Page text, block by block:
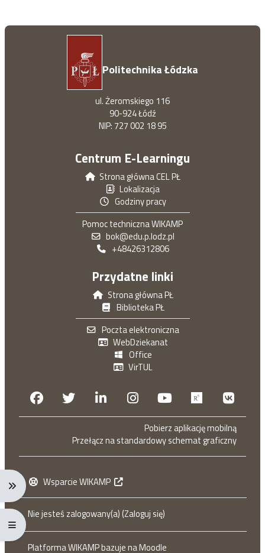
Rozwiń menu nawigacji: Ctrl + Alt + →
Rozwiń menu pełnoekranowe: Ctrl + Alt + f
Politechnika Łódzka
ul. Żeromskiego 116
90-924 Łódź
NIP: 727 002 18 95
Centrum E-Learningu
Strona główna CEL PŁ
Lokalizacja
Godziny pracy
Pomoc techniczna WIKAMP
bok@edu.p.lodz.pl
+48426312806
Przydatne linki
Strona główna PŁ
Biblioteka PŁ
Poczta elektroniczna
WebDziekanat
Office
VirTUL
FacebookTwitterLinkedinInstagram
Youtube
Pobierz aplikację mobilną
Przełącz na standardowy schemat graficzny
Wsparcie WIKAMP
Nie jesteś zalogowany(a) (Zaloguj się)
Platforma WIKAMP bazuje naMoodle